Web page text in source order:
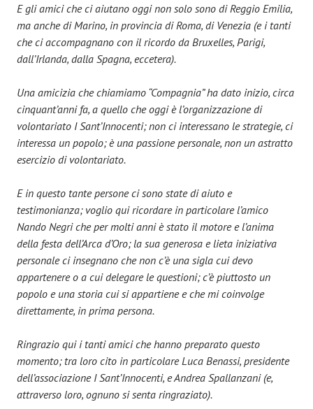
E gli amici che ci aiutano oggi non solo sono di Reggio Emilia,
ma anche di Marino, in provincia di Roma, di Venezia (e i tanti
che ci accompagnano con il ricordo da Bruxelles, Parigi,
dall’Irlanda, dalla Spagna, eccetera).
Una amicizia che chiamiamo “Compagnia” ha dato inizio, circa
cinquant’anni fa, a quello che oggi è l’organizzazione di
volontariato I Sant’Innocenti; non ci interessano le strategie, ci
interessa un popolo; è una passione personale, non un astratto
esercizio di volontariato.
E in questo tante persone ci sono state di aiuto e
testimonianza; voglio qui ricordare in particolare l’amico
Nando Negri che per molti anni è stato il motore e l’anima
della festa dell’Arca d’Oro; la sua generosa e lieta iniziativa
personale ci insegnano che non c’è una sigla cui devo
appartenere o a cui delegare le questioni; c’è piuttosto un
popolo e una storia cui si appartiene e che mi coinvolge
direttamente, in prima persona.
Ringrazio qui i tanti amici che hanno preparato questo
momento; tra loro cito in particolare Luca Benassi, presidente
dell’associazione I Sant’Innocenti, e Andrea Spallanzani (e,
attraverso loro, ognuno si senta ringraziato).